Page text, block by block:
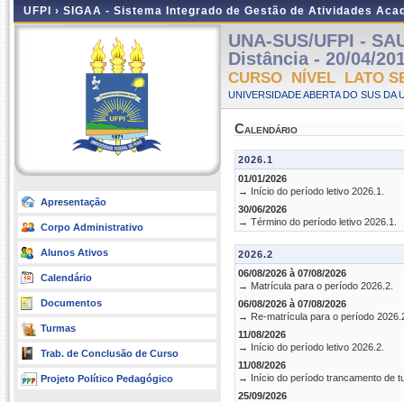
UFPI › SIGAA - Sistema Integrado de Gestão de Atividades
Apresentação
Corpo Administrativo
Alunos Ativos
Calendário
Documentos
Turmas
Trab. de Conclusão de Curso
Projeto Político Pedagógico
UNA-SUS/UFPI -
Distância - 20/04/
CURSO NÍVEL LATO
UNIVERSIDADE ABERTA DO SUS DA
Calendário
2026.1
01/01/2026
→ Início do período letivo 2026.1.
30/06/2026
→ Término do período letivo 2026.1.
2026.2
06/08/2026 à 07/08/2026
→ Matrícula para o período 2026.2.
06/08/2026 à 07/08/2026
→ Re-matrícula para o período
11/08/2026
→ Início do período letivo 2026.2.
11/08/2026
→ Início do período trancamento de
25/09/2026